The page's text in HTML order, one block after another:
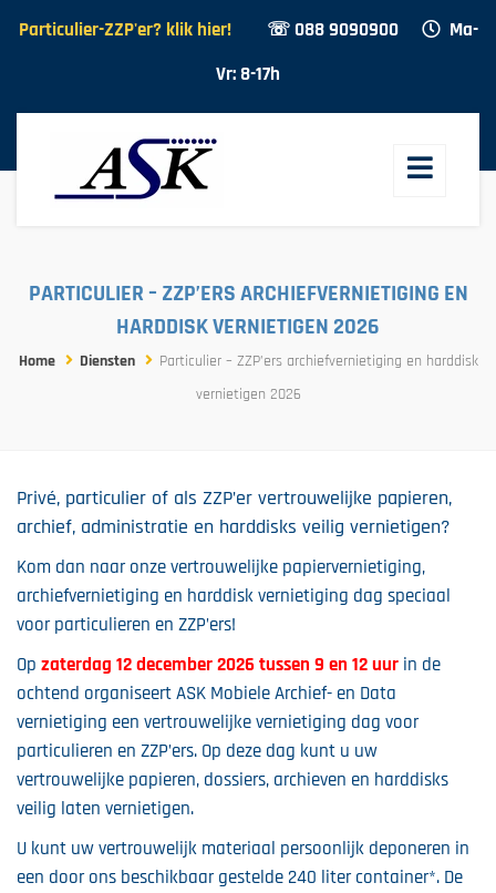
Particulier-ZZP'er? klik hier! ☏ 088 9090900
Ma-
Vr: 8-17h
PARTICULIER – ZZP’ERS ARCHIEFVERNIETIGING EN
HARDDISK VERNIETIGEN 2026
Home Diensten
Particulier – ZZP’ers archiefvernietiging en harddisk
vernietigen 2026
Privé, particulier of als ZZP’er vertrouwelijke papieren,
archief, administratie en harddisks veilig vernietigen?
Kom dan naar onze vertrouwelijke papiervernietiging,
archiefvernietiging en harddisk vernietiging dag speciaal
voor particulieren en ZZP’ers!
Op zaterdag 12 december 2026 tussen 9 en 12 uur in de
ochtend organiseert ASK Mobiele Archief- en Data
vernietiging een vertrouwelijke vernietiging dag voor
particulieren en ZZP’ers. Op deze dag kunt u uw
vertrouwelijke papieren, dossiers, archieven en harddisks
veilig laten vernietigen.
U kunt uw vertrouwelijk materiaal persoonlijk deponeren in
een door ons beschikbaar gestelde 240 liter container*. De